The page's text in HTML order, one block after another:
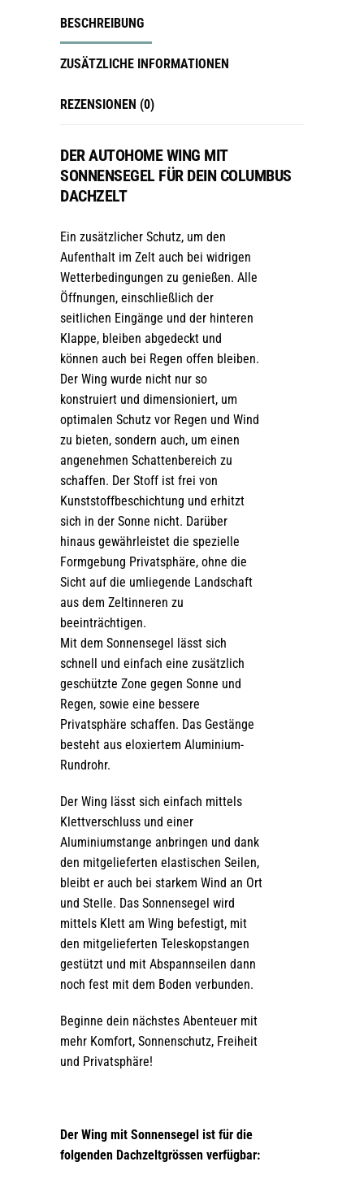
BESCHREIBUNG
ZUSÄTZLICHE INFORMATIONEN
REZENSIONEN (0)
DER AUTOHOME WING MIT
SONNENSEGEL FÜR DEIN COLUMBUS
DACHZELT
Ein zusätzlicher Schutz, um den
Aufenthalt im Zelt auch bei widrigen
Wetterbedingungen zu genießen. Alle
Öffnungen, einschließlich der
seitlichen Eingänge und der hinteren
Klappe, bleiben abgedeckt und
können auch bei Regen offen bleiben.
Der Wing wurde nicht nur so
konstruiert und dimensioniert, um
optimalen Schutz vor Regen und Wind
zu bieten, sondern auch, um einen
angenehmen Schattenbereich zu
schaffen. Der Stoff ist frei von
Kunststoffbeschichtung und erhitzt
sich in der Sonne nicht. Darüber
hinaus gewährleistet die spezielle
Formgebung Privatsphäre, ohne die
Sicht auf die umliegende Landschaft
aus dem Zeltinneren zu
beeinträchtigen.
Mit dem Sonnensegel lässt sich
schnell und einfach eine zusätzlich
geschützte Zone gegen Sonne und
Regen, sowie eine bessere
Privatsphäre schaffen. Das Gestänge
besteht aus eloxiertem Aluminium-
Rundrohr.
Der Wing lässt sich einfach mittels
Klettverschluss und einer
Aluminiumstange anbringen und dank
den mitgelieferten elastischen Seilen,
bleibt er auch bei starkem Wind an Ort
und Stelle. Das Sonnensegel wird
mittels Klett am Wing befestigt, mit
den mitgelieferten Teleskopstangen
gestützt und mit Abspannseilen dann
noch fest mit dem Boden verbunden.
Beginne dein nächstes Abenteuer mit
mehr Komfort, Sonnenschutz, Freiheit
und Privatsphäre!
Der Wing mit Sonnensegel ist für die
folgenden Dachzeltgrössen verfügbar: